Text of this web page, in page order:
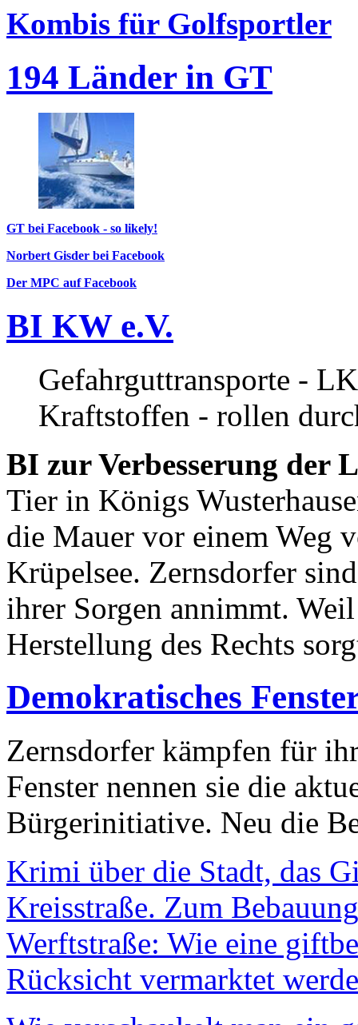
Kombis für Golfsportler
194 Länder in GT
GT bei Facebook - so likely!
Norbert Gisder bei Facebook
Der MPC auf Facebook
BI KW e.V.
Gefahrguttransporte -
Kraftstoffen - rollen
BI zur Verbesserung der
Tier in Königs
die Mauer vor einem Weg
Krüpelsee. Zernsdorfer
ihrer Sorgen annimmt.
Herstellung des Rechts
Demokratisches
Zernsdorfer kämpfen für
Fenster nennen sie die
Bürgerinitiative. Neu die
Krimi über die Stadt, das
Kreisstraße. Zum
Werftstraße: Wie eine
Rücksicht vermarktet